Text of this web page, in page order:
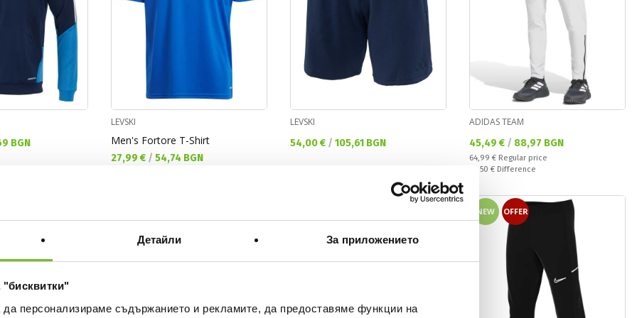
Детайли За приложението
"бисквитки"
да персонализираме съдържанието и рекламите, да предоставяме функции на
BGN
LEVSKI
Men's Fortore T-Shirt
Текуща цена:
27,99 € / 54,74 BGN
LEVSKI
Текуща цена:
54,00 € / 105,61 BGN
ADIDAS TEAM
Текуща цена:
45,49 € / 88,97 BGN
Regular price:
64,99 € Regular price
Спестявате:
19,50 € Difference
NEW OFFER